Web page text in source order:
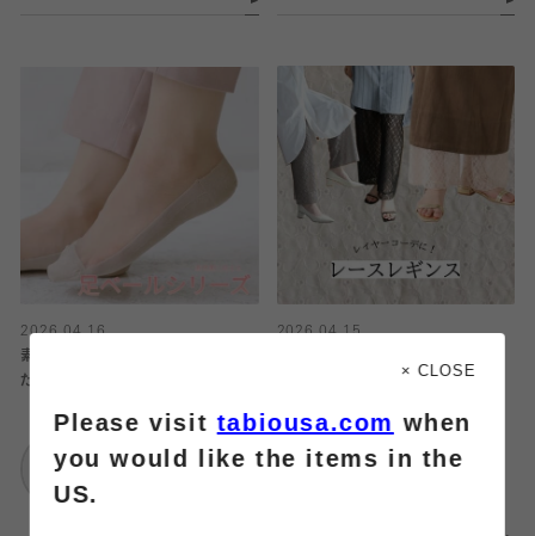
2026.04.16
素足風に履けるシリーズ入荷しまし
た☆
アトレ川崎
2026.04.15
靴下屋
× CLOSE
Please visittabiousa.com when
you would like the items in the
US.